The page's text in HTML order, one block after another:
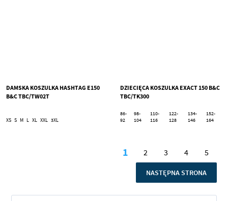
DAMSKA KOSZULKA HASHTAG E150
B&C TBC/TW02T
XS S M L XL XXL 3XL
DZIECIĘCA KOSZULKA EXACT 150 B&C
TBC/TK300
86-
92
98-
104
110-
116
122-
128
134-
146
152-
164
Aktualnie czytasz
1 Strona
2 Strona
3 Strona
4 5
STRONA
NASTĘPNA STRONA